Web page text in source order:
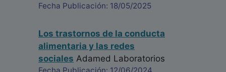
Fecha Publicación: 18/05/2025
Los trastornos de la conducta
alimentaria y las redes
sociales Adamed Laboratorios